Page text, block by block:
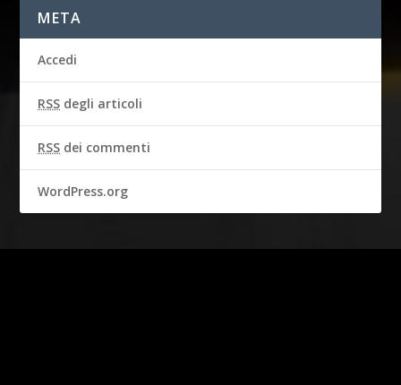
META
Accedi
RSS degli articoli
RSS dei commenti
WordPress.org